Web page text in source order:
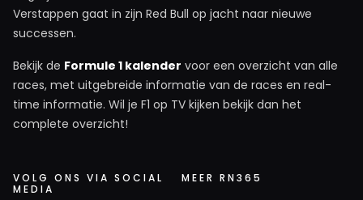
Verstappen gaat in zijn Red Bull op jacht naar nieuwe
successen.
Bekijk de Formule 1 kalender voor een overzicht van alle
races, met uitgebreide informatie van de races en real-
time informatie. Wil je F1 op TV kijken bekijk dan het
complete overzicht!
VOLG ONS VIA SOCIAL
MEDIA
MEER RN365